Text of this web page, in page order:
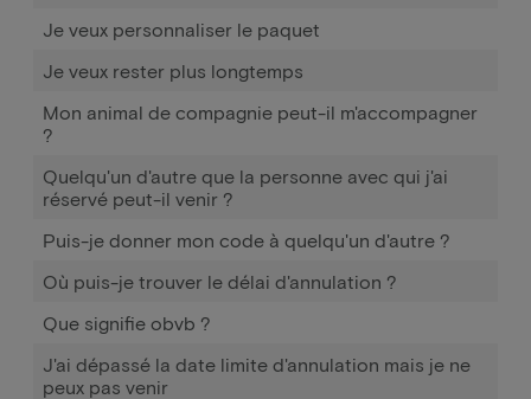
Je veux personnaliser le paquet
Je veux rester plus longtemps
Mon animal de compagnie peut-il m'accompagner
?
Quelqu'un d'autre que la personne avec qui j'ai
réservé peut-il venir ?
Puis-je donner mon code à quelqu'un d'autre ?
Où puis-je trouver le délai d'annulation ?
Que signifie obvb ?
J'ai dépassé la date limite d'annulation mais je ne
peux pas venir